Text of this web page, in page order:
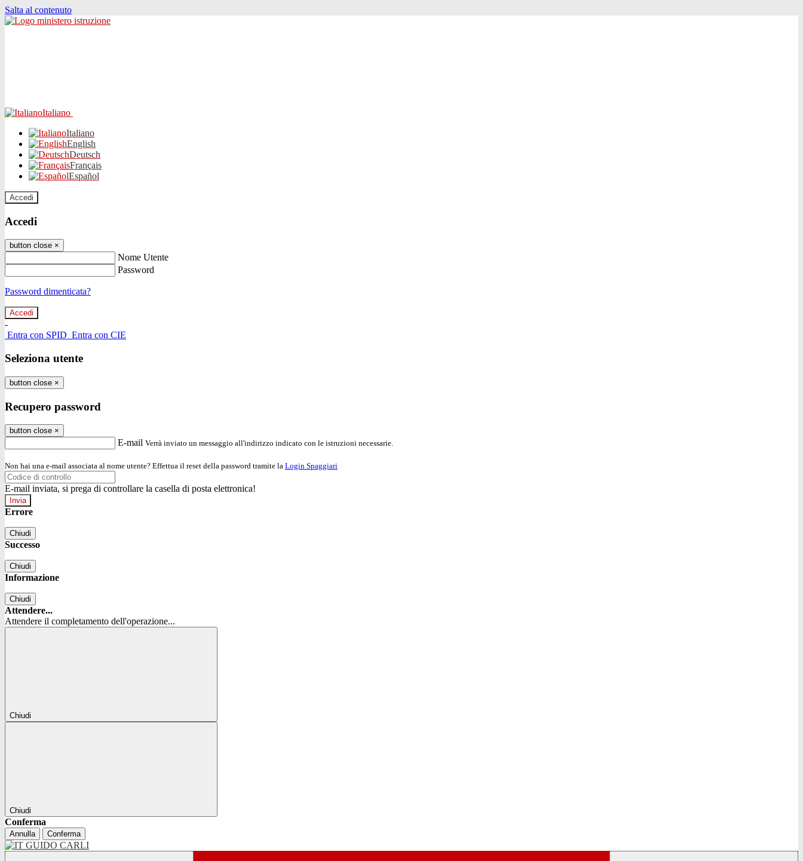
Salta al contenuto
Italiano
Italiano
English
Deutsch
Français
Español
Accedi
Accedi
button close ×
Nome Utente
Password
Password dimenticata?
-
Entra con SPID Entra con CIE
Seleziona utente
button close ×
Recupero password
button close ×
E-mail Verrà inviato un messaggio all'indirizzo indicato con le istruzioni necessarie.
Non hai una e-mail associata al nome utente? Effettua il reset della password tramite la Login Spaggiari
E-mail inviata, si prega di controllare la casella di posta elettronica!
Errore
Chiudi
Successo
Chiudi
Informazione
Chiudi
Attendere...
Attendere il completamento dell'operazione...
Chiudi
Chiudi
Conferma
Annulla Conferma